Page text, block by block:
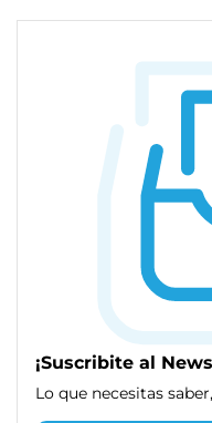
¡Suscribite al
Lo que necesitas